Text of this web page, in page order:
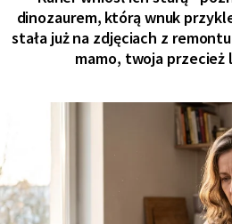
dinozaurem, którą wnuk
stała już na zdjęciach z
mamo, twoja przecież